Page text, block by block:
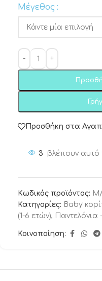
Μέγεθος
Προσθήκη στα
3 βλέπουν αυτό
Κωδικός προϊόντος:
Κατηγορίες: Baby
(1-6 ετών), Παντελόνια
Κοινοποίηση: